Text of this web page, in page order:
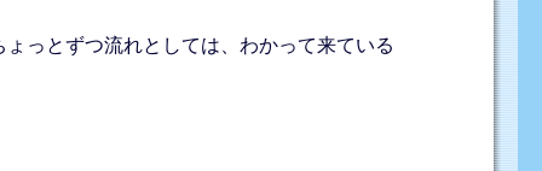
っとずつ流れとしては、わかって来ている